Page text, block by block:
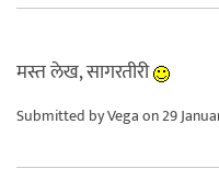
मस्त लेख, सागरतीरी
Submitted byVegaon 29